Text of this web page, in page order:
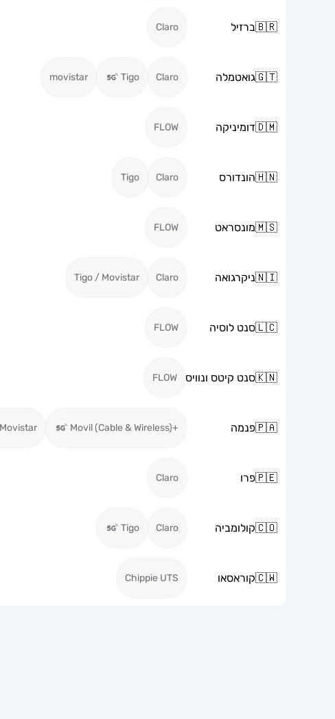
🇧🇷ברזיל Claro
🇬🇹גואטמלה Claro
Tigo
movistar
🇩🇲דומיניקה FLOW
🇭🇳הונדורס Claro
Tigo
🇲🇸מונסראט FLOW
🇳🇮ניקרגואה Claro
Tigo / Movistar
🇱🇨סנט לוסיה FLOW
🇰🇳סנט קיטס ונוויס FLOW
🇵🇦פנמה +Movil (Cable & Wireless)
🇵🇪פרו Claro
🇨🇴קולומביה Claro
Tigo
🇨🇼קוראסאו Chippie UTS